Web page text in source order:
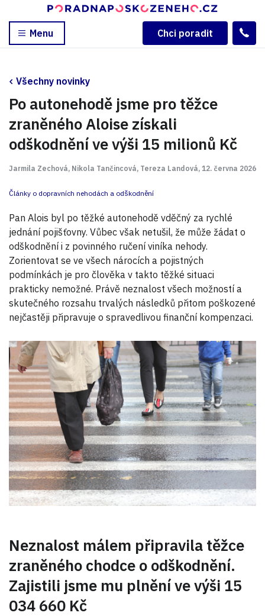
Menu Chci poradit
Všechny novinky
Po autonehodě jsme pro těžce
zraněného Aloise získali
odškodnění ve výši 15 milionů Kč
Jarmila Zechová, Nikola Tančincová, Tereza Landová, 12. června 2026
Články o dopravních nehodách a odškodnění
Pan Alois byl po těžké autonehodě vděčný za rychlé
jednání pojišťovny. Vůbec však netušil, že může žádat o
odškodnění i z povinného ručení viníka nehody.
Zorientovat se ve všech nárocích a pojistných
podmínkách je pro člověka v takto těžké situaci
prakticky nemožné. Právě neznalost všech možností a
skutečného rozsahu trvalých následků přitom poškozené
nejčastěji připravuje o spravedlivou finanční kompenzaci.
Neznalost málem připravila těžce
zraněného chodce o odškodnění.
Zajistili jsme mu plnění ve výši 15
034 660 Kč